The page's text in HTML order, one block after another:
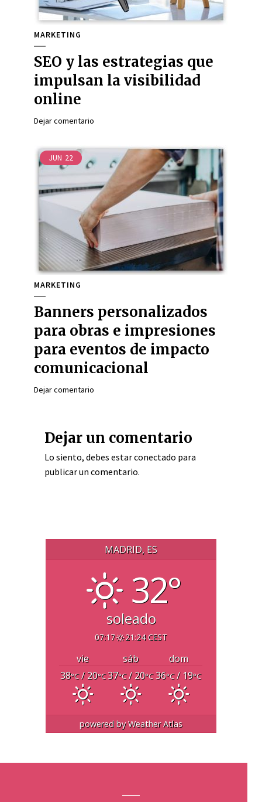
MARKETING
SEO y las estrategias que
impulsan la visibilidad
online
Dejar comentario
JUN 22
MARKETING
Banners personalizados
para obras e impresiones
para eventos de impacto
comunicacional
Dejar comentario
Dejar un comentario
Lo siento, debes estarconectado para
publicar un comentario.
MADRID, ES
32°
soleado
07:17 21:24 CEST
vie sáb
dom
38°C/ 20°C37°C/ 20°C 36°C/ 19°C
powered byWeather Atlas